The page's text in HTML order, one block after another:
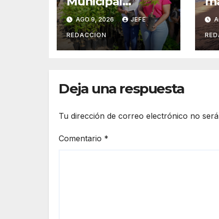
entrega 3 mil 500
plantas para
sumarse a la
Jornada Nacional
AGO 9, 2026 JEFE
REDACCION
Deja una respuesta
Tu dirección de correo electrónico no
Comentario *